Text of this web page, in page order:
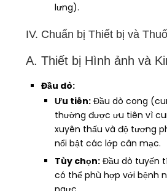
lưng).
IV. Chuẩn bị Thiết bị và
A. Thiết bị Hình ảnh và
Đầu dò:
Ưu tiên: Đầu dò cong
thường được ưu tiên vì
xuyên thấu và độ tương
nổi bật các lớp cân mạc.
Tùy chọn: Đầu dò tuyến
có thể phù hợp với bệnh